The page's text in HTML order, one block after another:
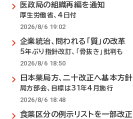
医政局の組織再編を通知
厚生労働省、4日付
2026/8/6 19:02
企業統治、問われる「質」の改革
5年ぶり指針改訂、「骨抜き」批判も
2026/8/6 18:50
日本薬局方、二十改正へ基本方針
局方部会、目標は31年4月施行
2026/8/6 18:48
食薬区分の例示リストを一部改正